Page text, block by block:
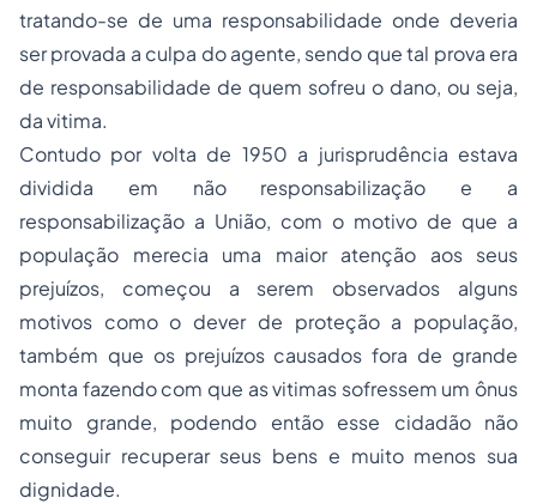
tratando-se de uma responsabilidade onde deveria
ser provada a culpa do agente, sendo que tal prova era
de responsabilidade de quem sofreu o dano, ou seja,
da vitima.
Contudo por volta de 1950 a jurisprudência estava
dividida em não responsabilização e a
responsabilização a União, com o motivo de que a
população merecia uma maior atenção aos seus
prejuízos, começou a serem observados alguns
motivos como o dever de proteção a população,
também que os prejuízos causados fora de grande
monta fazendo com que as vitimas sofressem um ônus
muito grande, podendo então esse cidadão não
conseguir recuperar seus bens e muito menos sua
dignidade.